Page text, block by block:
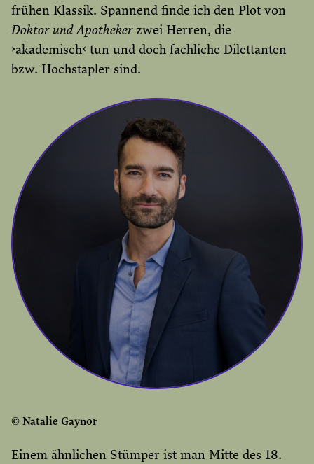
frühen Klassik. Spannend finde ich den Plot von
Doktor und Apothekerzwei Herren, die
›akademisch‹ tun und doch fachliche Dilettanten
bzw. Hochstapler sind.
© Natalie Gaynor
Einem ähnlichen Stümper ist man Mitte des 18.